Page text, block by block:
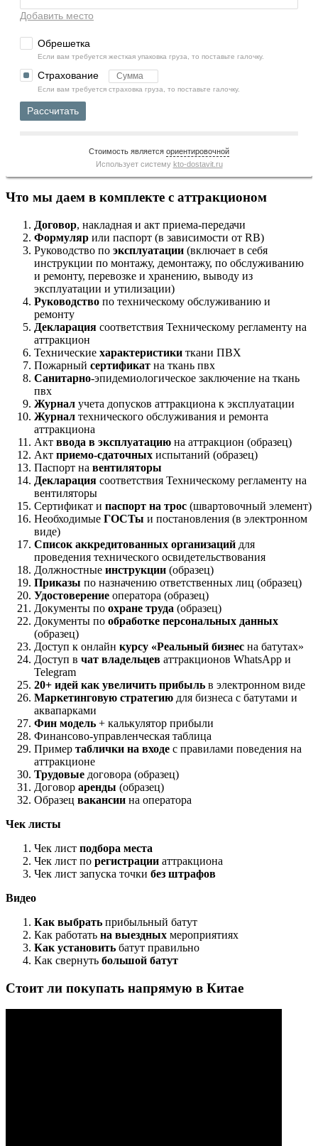
Добавить место
Обрешетка
Если вам требуется жесткая упаковка груза, то поставьте галочку.
Страхование
Если вам требуется страховка груза, то поставьте галочку.
Рассчитать
Стоимость является ориентировочной
Использует систему kto-dostavit.ru
Что мы даем в комплекте с аттракционом
Договор, накладная и акт приема-передачи
Формуляр или паспорт (в зависимости от RB)
Руководство по эксплуатации (включает в себя
инструкции по монтажу, демонтажу, по обслуживанию
и ремонту, перевозке и хранению, выводу из
эксплуатации и утилизации)
Руководство по техническому обслуживанию и
ремонту
Декларация соответствия Техническому регламенту на
аттракцион
Технические характеристики ткани ПВХ
Пожарный сертификат на ткань пвх
Санитарно-эпидемиологическое заключение на ткань
пвх
Журнал учета допусков аттракциона к эксплуатации
Журнал технического обслуживания и ремонта
аттракциона
Акт ввода в эксплуатацию на аттракцион (образец)
Акт приемо-сдаточных испытаний (образец)
Паспорт на вентиляторы
Декларация соответствия Техническому регламенту на
вентиляторы
Сертификат и паспорт на трос (швартовочный элемент)
Необходимые ГОСТы и постановления (в электронном
виде)
Список аккредитованных организаций для
проведения технического освидетельствования
Должностные инструкции (образец)
Приказы по назначению ответственных лиц (образец)
Удостоверение оператора (образец)
Документы по охране труда (образец)
Документы по обработке персональных данных
(образец)
Доступ к онлайн курсу «Реальный бизнес на батутах»
Доступ в чат владельцев аттракционов WhatsApp и
Telegram
20+ идей как увеличить прибыль в электронном виде
Маркетинговую стратегию для бизнеса с батутами и
аквапарками
Фин модель + калькулятор прибыли
Финансово-управленческая таблица
Пример таблички на входе с правилами поведения на
аттракционе
Трудовые договора (образец)
Договор аренды (образец)
Образец вакансии на оператора
Чек листы
Чек лист подбора места
Чек лист по регистрации аттракциона
Чек лист запуска точки без штрафов
Видео
Как выбрать прибыльный батут
Как работать на выездных мероприятиях
Как установить батут правильно
Как свернуть большой батут
Стоит ли покупать напрямую в Китае